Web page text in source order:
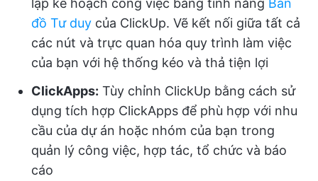
đồ Tư duy của ClickUp. Vẽ kết nối giữa tất cả
các nút và trực quan hóa quy trình làm việc
của bạn với hệ thống kéo và thả tiện lợi
ClickApps: Tùy chỉnh ClickUp bằng cách sử
dụng tích hợp ClickApps để phù hợp với nhu
cầu của dự án hoặc nhóm của bạn trong
quản lý công việc, hợp tác, tổ chức và báo
cáo